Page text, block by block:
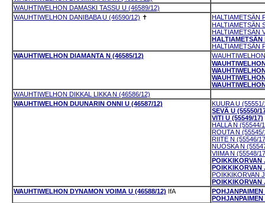
WAUHTIWELHON DAMASKI TASSU U (46589/12)
WAUHTIWELHON DANIBABA U (46590/12) ✝
HALTIAMETSÄN
HALTIAMETSÄN
HALTIAMETSÄN
HALTIAMETSÄN
HALTIAMETSÄN
WAUHTIWELHON DIAMANTA N (46585/12)
WAUHTIWELHON DIKKAL LIKKA N (46586/12)
WAUHTIWELHON DUUNARIN ONNI U (46587/12)
KUURA U
SEVÄ U (55550/
VITI U (55549/17)
HALLA N (55544/
ROUTA N
RIITE N (55546/
NUOSKA N
VIIMA N (55548/
POIKKIKORVAN
POIKKIKORVAN
POIKKIKORVAN
POIKKIKORVAN
WAUHTIWELHON DYNAMON VOIMA U (46588/12) IfA